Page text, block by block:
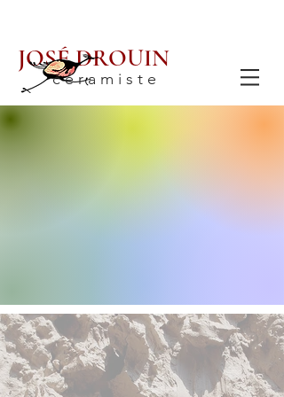
JOSÉ DROUIN
c é r a m i s t e